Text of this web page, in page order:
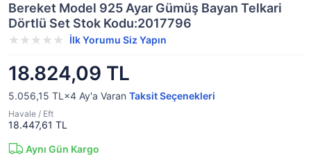
Bereket Model 925 Ayar Gümüş Bayan Telkari
Dörtlü Set Stok Kodu:2017796
İlk Yorumu Siz Yapın
18.824,09 TL
5.056,15 TL×4 Ay'a Varan Taksit Seçenekleri
Havale / Eft
18.447,61 TL
Aynı Gün Kargo